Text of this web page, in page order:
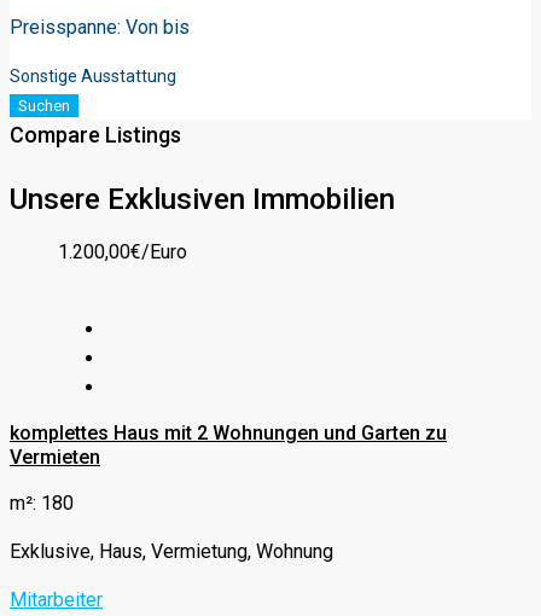
Preisspanne: Von bis
Sonstige Ausstattung
Suchen
Compare Listings
Unsere Exklusiven Immobilien
1.200,00€/Euro
komplettes Haus mit 2 Wohnungen und Garten zu
Vermieten
m²: 180
Exklusive, Haus, Vermietung, Wohnung
Mitarbeiter